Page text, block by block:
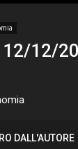
12/
DALL'AUTORE